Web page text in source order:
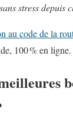
stress depuis
au code de la
100 % en ligne.